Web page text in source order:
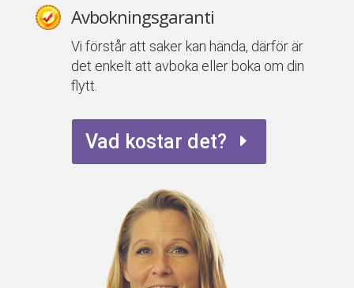
Avbokningsgaranti
Vi förstår att saker kan hända, därför är
det enkelt att avboka eller boka om din
flytt.
Vad kostar det?